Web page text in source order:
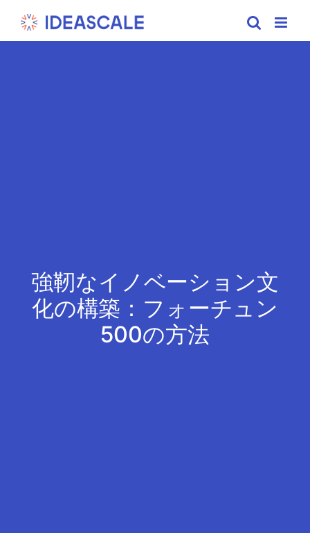
強靭なイノベーション文
化の構築：フォーチュン
500の方法